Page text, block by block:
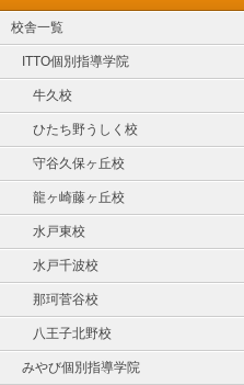
校舎一覧
ITTO個別指導学院
牛久校
ひたち野うしく校
守谷久保ヶ丘校
龍ヶ崎藤ヶ丘校
水戸東校
水戸千波校
那珂菅谷校
八王子北野校
みやび個別指導学院